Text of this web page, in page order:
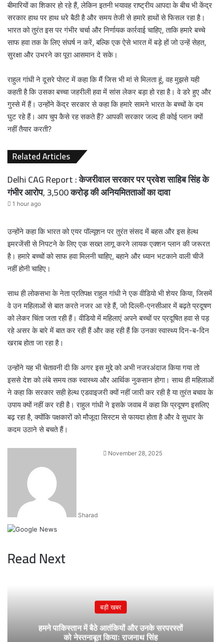
बीमारियों का शिकार हो रहे हैं, लेकिन इतनी भयावह राष्ट्रीय आपदा के बीच भी केंद्र
सरकार हाथ पर हाथ धरे बैठी है और समय तेजी से हमारे हाथों से फिसल रहा है।
भारत को तुरंत इस पर गंभीर चर्चा और निर्णायक कार्रवाई चाहिए, ताकि हमारे बच्चे
साफ हवा तक के लिए संघर्ष न करें, बल्कि एक ऐसे भारत में बड़े हों जो उन्हें सेहत,
सुरक्षा और उभरने का पूरा आसमान दे सके।
राहुल गांधी ने दूसरे पोस्ट में कहा कि मैं जिस भी मां से मिलता हूं, वह मुझसे यही
कहती है कि उसका बच्चा जहरीली हवा में सांस लेकर बड़ा हो रहा है। वे डरे हुए और
गुस्से में हैं। उन्होंने केंद्र सरकार से कहा कि हमारे सामने भारत के बच्चों के दम
घुट रहे हैं। आप चुप कैसे रह सकते हैं? आपकी सरकार जल्द ही कोई प्लान क्यों
नहीं तैयार करती?
Related Articles
Delhi CAG Report : केजरीवाल सरकार पर प्रवेश साहिब सिंह के
गंभीर आरोप, 3,500 करोड़ की अनियमितताओं का दावा
1 hour ago
उन्होंने कहा कि भारत को एयर पॉल्यूशन पर तुरंत संसद में बहस और इस हेल्थ
इमरजेंसी से निपटने के लिए एक सख्त लागू करने लायक एक्शन प्लान की जरूरत
है। हमारे बच्चों को साफ हवा मिलनी चाहिए, बहाने और ध्यान भटकाने वाली चीजें
नहीं होनी चाहिए।
साथ ही लोकसभा के नेता प्रतिपक्ष राहुल गांधी ने एक वीडियो भी शेयर किया, जिसमें
वे उन महिलाओं से बात करते नजर आ रहे हैं, जो दिल्ली-एनसीआर में बढ़ते प्रदूषण
को लेकर चिंता जता रही हैं। वीडियो में महिलाएं अपने बच्चों पर प्रदूषित हवा से पड़
रहे असर के बारे में बात कर रही हैं और कह रही हैं कि उनका स्वास्थ्य दिन-ब-दिन
खराब होता जा रहा है।
उन्होंने यह भी चेतावनी दी कि अगर इस मुद्दे को अभी नजरअंदाज किया गया तो
इससे देश को लंबे समय तक स्वास्थ्य और आर्थिक नुकसान होगा। साथ ही महिलाओं
ने कहा कि सरकार सही हेल्थ एडवाइजरी क्यों नहीं जारी कर रही है या तुरंत बचाव के
उपाय क्यों नहीं कर रही है। राहुल गांधी ने इसके जवाब में कहा कि प्रदूषण इसलिए
बढ़ रहा है, क्योंकि पक्षकारों को मौजूदा सिस्टम से फायदा होता है और वे सुधार के
कदम उठाने से बचते हैं।
Sharad
SendNovember 28, 2025
Read Next
बड़ी खबर
हमने पाकिस्तान में बैठे आतंकियों और उनके सरपरस्तों
को नेस्तनाबूत कियाः राजनाथ सिंह